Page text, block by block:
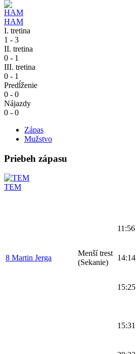
HAM
I. tretina
1 - 3
II. tretina
0 - 1
III. tretina
0 - 1
Predĺženie
0 - 0
Nájazdy
0 - 0
Zápas
Mužstvo
Priebeh zápasu
TEM
11:56
8 Martin Jerga
Menší trest
(Sekanie)
14:14
15:25
15:31